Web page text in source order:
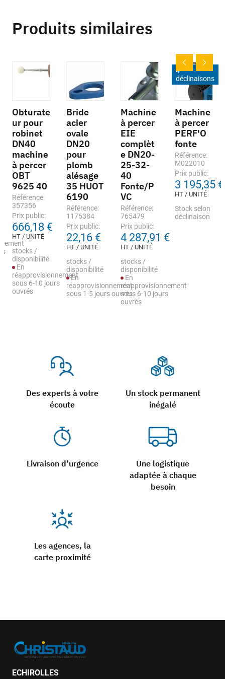
Des experts à votre
écoute
Un stock permanent
inégalé
Livraison d’urgence
Une logistique
adaptée à chaque
besoin
Les agences, la
carte proximité
Produits similaires
Obturate
ur pour
robinet
DN40
machine
à percer
OBT
9625 40
Référence:
357356
Prix public:
666,18 €
HT / UNITÉ
stocks /
disponibilité
En
réapprovisionnement
sous 6-10 jours
ouvrés
Bride
acier
ovale
DN20
pour
plomb
alésage
35 HUOT
6190
Référence:
1176384
Prix public:
22,16 €
HT / UNITÉ
stocks /
disponibilité
En
réapprovisionnement
sous 1-5 jours ouvrés
Machine
à percer
EIE
complèt
e DN20-
25-32-
40
Fonte/P
VC
Référence:
765479
Prix public:
4 287,91 €
HT / UNITÉ
stocks /
disponibilité
En
réapprovisionnement
sous 6-10 jours
ouvrés
4
déclinaisons
Machine
à percer
PERF'O
fonte
Référence:
M022010
Prix public:
3 195,35 €
HT / UNITÉ
Stock selon
déclinaison
ECHIROLLES